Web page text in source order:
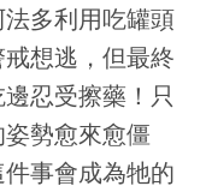
多利用吃罐頭
想逃，但最終
忍受擦藥！只
勢愈來愈僵
事會成為牠的